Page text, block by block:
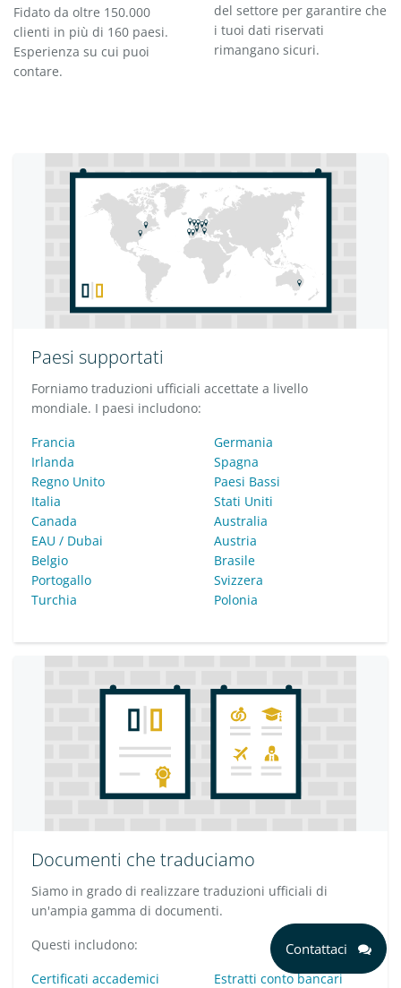
Fidato da oltre 150.000
clienti in più di 160 paesi.
Esperienza su cui puoi
contare.
del settore per garantire che
i tuoi dati riservati
rimangano sicuri.
Paesi supportati
Forniamo traduzioni ufficiali accettate a livello
mondiale. I paesi includono:
Francia
Germania
Irlanda
Spagna
Regno Unito
Paesi Bassi
Italia
Stati Uniti
Canada
Australia
EAU / Dubai
Austria
Belgio
Brasile
Portogallo
Svizzera
Turchia
Polonia
Documenti che traduciamo
Siamo in grado di realizzare traduzioni ufficiali di
un'ampia gamma di documenti.
Questi includono:
Certificati accademici
Estratti conto bancari
Contattaci